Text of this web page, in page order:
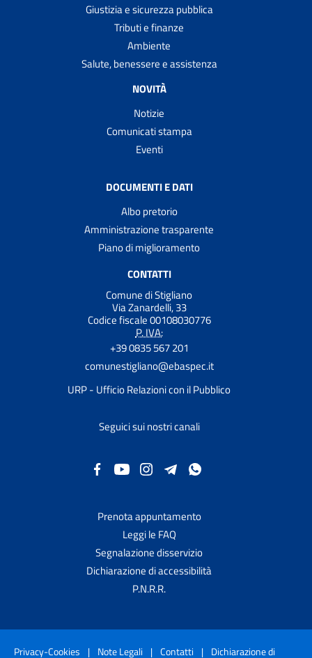
Giustizia e sicurezza pubblica
Tributi e finanze
Ambiente
Salute, benessere e assistenza
NOVITÀ
Notizie
Comunicati stampa
Eventi
DOCUMENTI E DATI
Albo pretorio
Amministrazione trasparente
Piano di miglioramento
CONTATTI
Comune di Stigliano
Via Zanardelli, 33
Codice fiscale 00108030776
P. IVA:
+39 0835 567 201
comunestigliano@ebaspec.it
URP - Ufficio Relazioni con il Pubblico
Seguici sui nostri canali
Prenota appuntamento
Leggi le FAQ
Segnalazione disservizio
Dichiarazione di accessibilità
P.N.R.R.
Privacy-Cookies | Note Legali | Contatti | Dichiarazione di